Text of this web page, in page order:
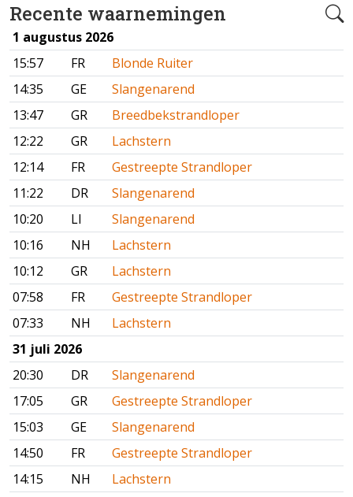
Recente waarnemingen
1 augustus 2026
15:57
FR
Blonde Ruiter
14:35
GE
Slangenarend
13:47
GR
Breedbekstrandloper
12:22
GR
Lachstern
12:14
FR
Gestreepte Strandloper
11:22
DR
Slangenarend
10:20
LI
Slangenarend
10:16
NH
Lachstern
10:12
GR
Lachstern
07:58
FR
Gestreepte Strandloper
07:33
NH
Lachstern
31 juli 2026
20:30
DR
Slangenarend
17:05
GR
Gestreepte Strandloper
15:03
GE
Slangenarend
14:50
FR
Gestreepte Strandloper
14:15
NH
Lachstern